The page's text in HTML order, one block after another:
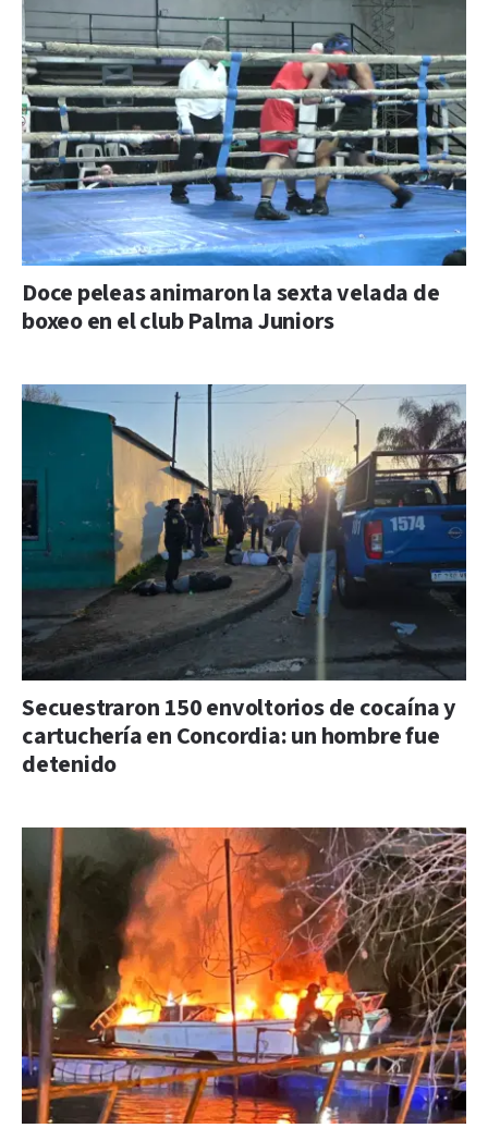
Doce peleas animaron la sexta velada de
boxeo en el club Palma Juniors
Secuestraron 150 envoltorios de cocaína y
cartuchería en Concordia: un hombre fue
detenido